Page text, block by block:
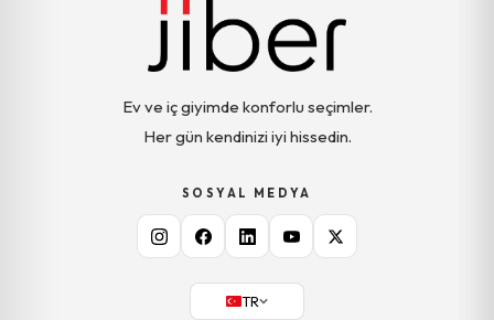
Ev ve iç giyimde konforlu seçimler.
Her gün kendinizi iyi hissedin.
SOSYAL MEDYA
TR